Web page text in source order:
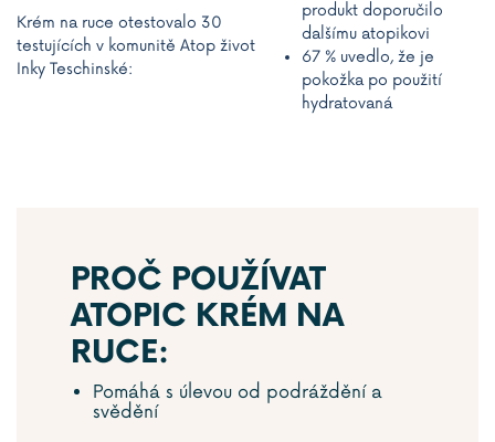
Krém na ruce otestovalo 30
testujících v komunitě Atop život
Inky Teschinské:
produkt doporučilo
dalšímu atopikovi
67 % uvedlo, že je
pokožka po použití
hydratovaná
PROČ POUŽÍVAT
ATOPIC KRÉM NA
RUCE:
Pomáhá s úlevou od podráždění a
svědění